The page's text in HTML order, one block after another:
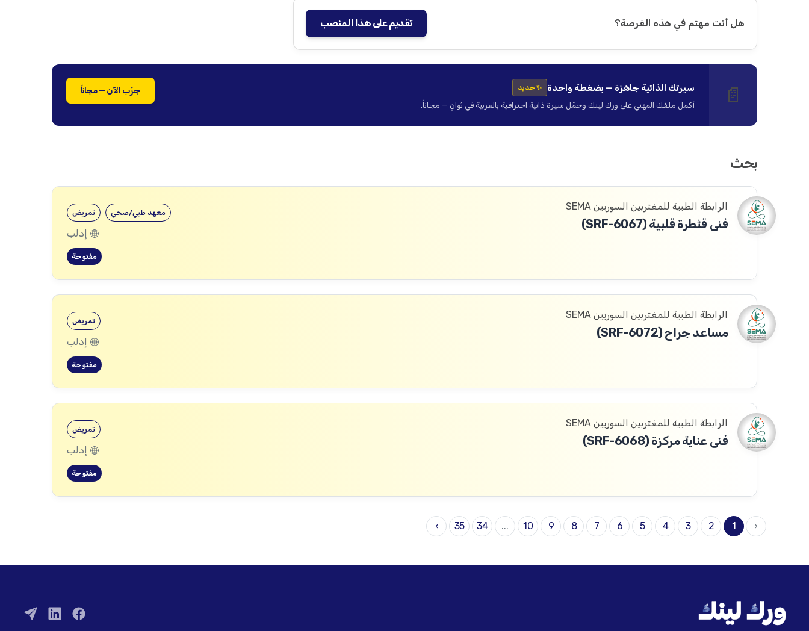
هل أنت مهتم في هذه الفرصة؟ تقديم على هذا المنصب
📄 سيرتك الذاتية جاهزة — بضغطة واحدة ✨ جديد
أكمل ملفك المهني على ورك لينك وحمّل سيرة ذاتية احترافية بالعربية في ثوانٍ — مجاناً.
جرّب الآن — مجاناً
بحث
الرابطة الطبية للمغتربين السوريين SEMA
فني قثطرة قلبية (SRF-6067)
تمريض معهد طبي/صحي
إدلب
مفتوحة
الرابطة الطبية للمغتربين السوريين SEMA
مساعد جراح (SRF-6072)
تمريض
إدلب
مفتوحة
الرابطة الطبية للمغتربين السوريين SEMA
فني عناية مركزة (SRF-6068)
تمريض
إدلب
مفتوحة
‹
1
2
3
4
5
6
7
8
9
10
...
34
35
›